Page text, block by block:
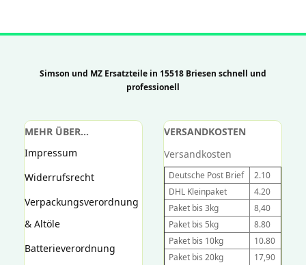
Simson und MZ Ersatzteile in 15518 Briesen schnell und
professionell
MEHR ÜBER...
Impressum
Widerrufsrecht
Verpackungsverordnung
& Altöle
Batterieverordnung
VERSANDKOSTEN
Versandkosten
Deutsche Post Brief
2.10
DHL Kleinpaket
4.20
Paket bis 3kg
8,40
Paket bis 5kg
8.80
Paket bis 10kg
10.80
Paket bis 20kg
17,90